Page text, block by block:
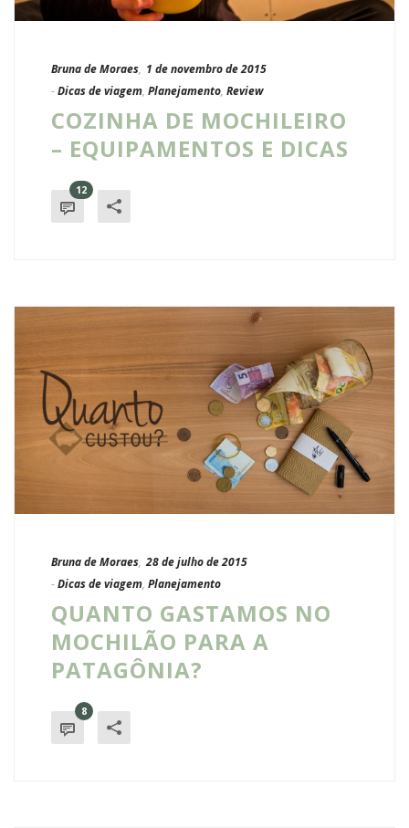
Bruna de Moraes, 1 de novembro de 2015
- Dicas de viagem, Planejamento, Review
COZINHA DE MOCHILEIRO
– EQUIPAMENTOS E DICAS
12
Bruna de Moraes, 28 de julho de 2015
- Dicas de viagem, Planejamento
QUANTO GASTAMOS NO
MOCHILÃO PARA A
PATAGÔNIA?
8